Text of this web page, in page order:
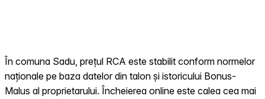
În comuna Sadu, prețul RCA este stabilit conform normelor
naționale pe baza datelor din talon și istoricului Bonus-
Malus al proprietarului. Încheierea online este calea cea mai